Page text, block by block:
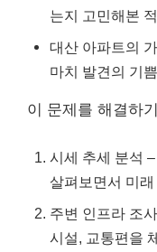
는지 고민해본
대산 아파트의
마치 발견의 기
이 문제를 해결하
시세 추세 분석
살펴보면서 미래
주변 인프라 조
시설, 교통편을